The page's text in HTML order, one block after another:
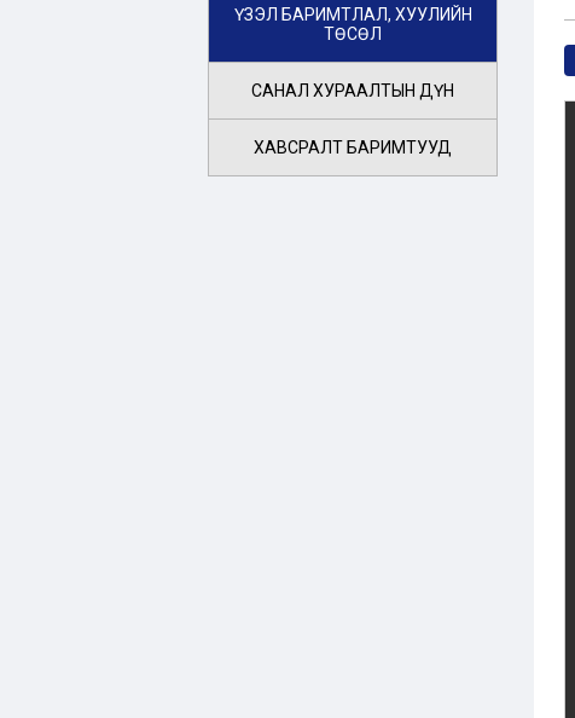
ҮЗЭЛ БАРИМТЛАЛ, ХУУЛИЙН
ТӨСӨЛ
САНАЛ ХУРААЛТЫН ДҮН
ХАВСРАЛТ БАРИМТУУД